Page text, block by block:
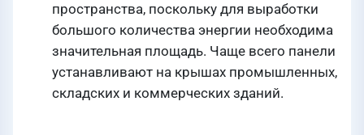
пространства, поскольку для выработки
большого количества энергии необходима
значительная площадь. Чаще всего панели
устанавливают на крышах промышленных,
складских и коммерческих зданий.